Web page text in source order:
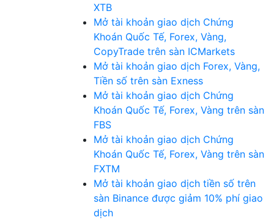
XTB
Mở tài khoản giao dịch Chứng
Khoán Quốc Tế, Forex, Vàng,
CopyTrade trên sàn ICMarkets
Mở tài khoản giao dịch Forex, Vàng,
Tiền số trên sàn Exness
Mở tài khoản giao dịch Chứng
Khoán Quốc Tế, Forex, Vàng trên sàn
FBS
Mở tài khoản giao dịch Chứng
Khoán Quốc Tế, Forex, Vàng trên sàn
FXTM
Mở tài khoản giao dịch tiền số trên
sàn Binance được giảm 10% phí giao
dịch